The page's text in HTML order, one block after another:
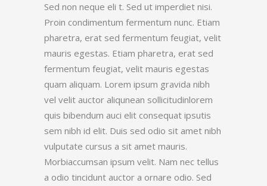
Sed non neque eli t. Sed ut imperdiet nisi.
Proin condimentum fermentum nunc. Etiam
pharetra, erat sed fermentum feugiat, velit
mauris egestas. Etiam pharetra, erat sed
fermentum feugiat, velit mauris egestas
quam aliquam. Lorem ipsum gravida nibh
vel velit auctor aliqunean sollicitudinlorem
quis bibendum auci elit consequat ipsutis
sem nibh id elit. Duis sed odio sit amet nibh
vulputate cursus a sit amet mauris.
Morbiaccumsan ipsum velit. Nam nec tellus
a odio tincidunt auctor a ornare odio. Sed